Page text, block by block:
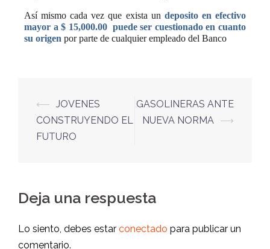
Así mismo cada vez que exista un deposito en efectivo
mayor a $ 15,000.00 puede ser cuestionado en cuanto
su origen por parte de cualquier empleado del Banco
⟵ JOVENES
CONSTRUYENDO EL
FUTURO
GASOLINERAS ANTE
NUEVA NORMA
⟶
Deja una respuesta
Lo siento, debes estar conectado para publicar un
comentario.